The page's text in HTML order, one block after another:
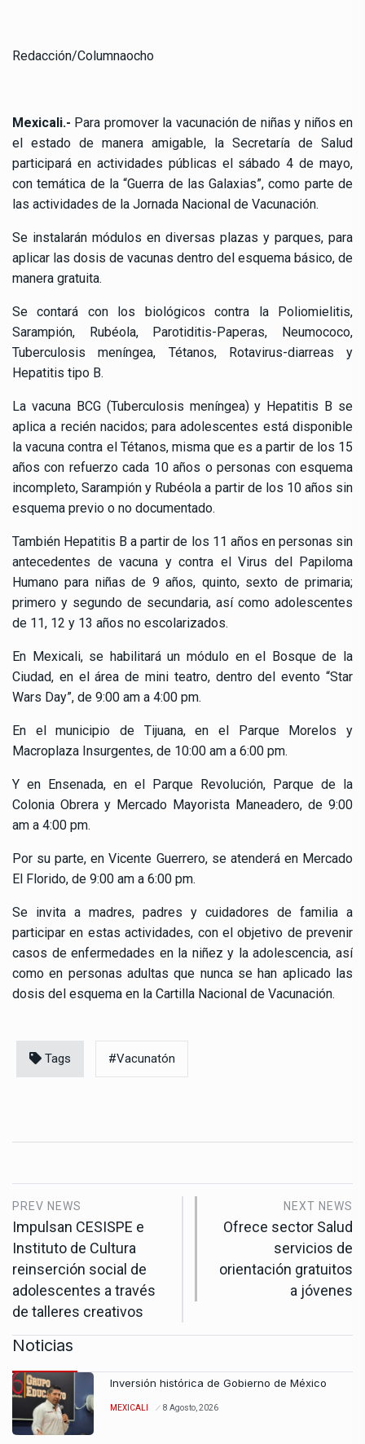
Redacción/Columnaocho
Mexicali.- Para promover la vacunación de niñas y niños en
el estado de manera amigable, la Secretaría de Salud
participará en actividades públicas el sábado 4 de mayo,
con temática de la “Guerra de las Galaxias”, como parte de
las actividades de la Jornada Nacional de Vacunación.
Se instalarán módulos en diversas plazas y parques, para
aplicar las dosis de vacunas dentro del esquema básico, de
manera gratuita.
Se contará con los biológicos contra la Poliomielitis,
Sarampión, Rubéola, Parotiditis-Paperas, Neumococo,
Tuberculosis meníngea, Tétanos, Rotavirus-diarreas y
Hepatitis tipo B.
La vacuna BCG (Tuberculosis meníngea) y Hepatitis B se
aplica a recién nacidos; para adolescentes está disponible
la vacuna contra el Tétanos, misma que es a partir de los 15
años con refuerzo cada 10 años o personas con esquema
incompleto, Sarampión y Rubéola a partir de los 10 años sin
esquema previo o no documentado.
También Hepatitis B a partir de los 11 años en personas sin
antecedentes de vacuna y contra el Virus del Papiloma
Humano para niñas de 9 años, quinto, sexto de primaria;
primero y segundo de secundaria, así como adolescentes
de 11, 12 y 13 años no escolarizados.
En Mexicali, se habilitará un módulo en el Bosque de la
Ciudad, en el área de mini teatro, dentro del evento “Star
Wars Day”, de 9:00 am a 4:00 pm.
En el municipio de Tijuana, en el Parque Morelos y
Macroplaza Insurgentes, de 10:00 am a 6:00 pm.
Y en Ensenada, en el Parque Revolución, Parque de la
Colonia Obrera y Mercado Mayorista Maneadero, de 9:00
am a 4:00 pm.
Por su parte, en Vicente Guerrero, se atenderá en Mercado
El Florido, de 9:00 am a 6:00 pm.
Se invita a madres, padres y cuidadores de familia a
participar en estas actividades, con el objetivo de prevenir
casos de enfermedades en la niñez y la adolescencia, así
como en personas adultas que nunca se han aplicado las
dosis del esquema en la Cartilla Nacional de Vacunación.
Tags #Vacunatón
PREV NEWS
Impulsan CESISPE e
Instituto de Cultura
reinserción social de
adolescentes a través
de talleres creativos
NEXT NEWS
Ofrece sector Salud
servicios de
orientación gratuitos
a jóvenes
Noticias
Inversión histórica de Gobierno de México
MEXICALI 8 Agosto, 2026